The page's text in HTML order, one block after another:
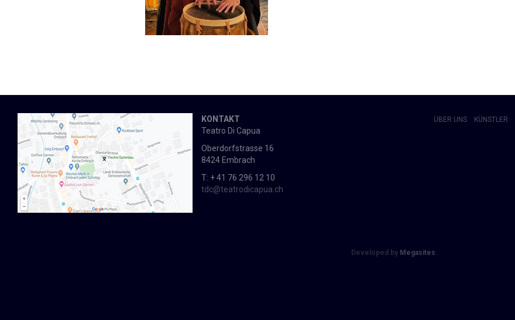
KONTAKT
Teatro Di Capua
Oberdorfstrasse 16
8424 Embrach
T: + 41 76 296 12 10
tdc@teatrodicapua.ch
ÜBER UNS KÜNSTLER
Developed by Megasites